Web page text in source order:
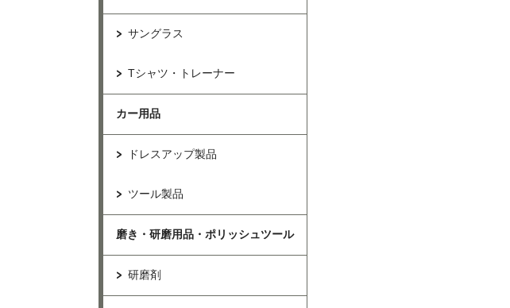
サングラス
Tシャツ・トレーナー
カー用品
ドレスアップ製品
ツール製品
磨き・研磨用品・ポリッシュツール
研磨剤